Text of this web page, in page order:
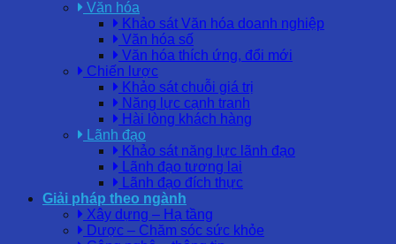
Văn hóa
Khảo sát Văn hóa doanh nghiệp
Văn hóa số
Văn hóa thích ứng, đổi mới
Chiến lược
Khảo sát chuỗi giá trị
Năng lực cạnh tranh
Hài lòng khách hàng
Lãnh đạo
Khảo sát năng lực lãnh đạo
Lãnh đạo tương lai
Lãnh đạo đích thực
Giải pháp theo ngành
Xây dựng – Hạ tầng
Dược – Chăm sóc sức khỏe